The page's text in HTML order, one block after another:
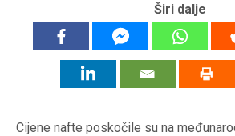
Širi dalje
Cijene nafte poskočile su na